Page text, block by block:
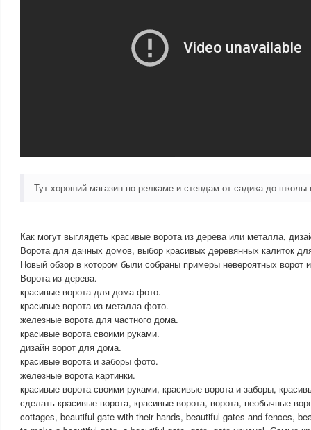
Тут хороший магазин по релкаме и стендам от садика до
Как могут выглядеть красивые ворота из дерева или металла,
Ворота для дачных домов, выбор красивых деревянных калиток
Новый обзор в котором были собраны примеры невероятных ворот
Ворота из дерева.
красивые ворота для дома фото.
красивые ворота из металла фото.
железные ворота для частного дома.
красивые ворота своими руками.
дизайн ворот для дома.
красивые ворота и заборы фото.
железные ворота картинки.
красивые ворота своими руками, красивые ворота и заборы,
сделать красивые ворота, красивые ворота, ворота, необычные
cottages, beautiful gate with their hands, beautiful gates and fences,